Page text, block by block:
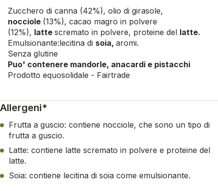
Zucchero di canna (42%), olio di girasole,
nocciole (13%), cacao magro in polvere
(12%), latte scremato in polvere, proteine del latte.
Emulsionante:lecitina di soia, aromi.
Senza glutine
Puo' contenere mandorle, anacardi e pistacchi
Prodotto equosolidale - Fairtrade
Allergeni*
Frutta a guscio: contiene nocciole, che sono un tipo di
frutta a guscio.
Latte: contiene latte scremato in polvere e proteine del
latte.
Soia: contiene lecitina di soia come emulsionante.